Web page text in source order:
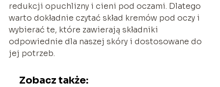
redukcji opuchlizny i cieni pod oczami. Dlatego
warto dokładnie czytać skład kremów pod oczy i
wybierać te, które zawierają składniki
odpowiednie dla naszej skóry i dostosowane do
jej potrzeb.
Zobacz także: